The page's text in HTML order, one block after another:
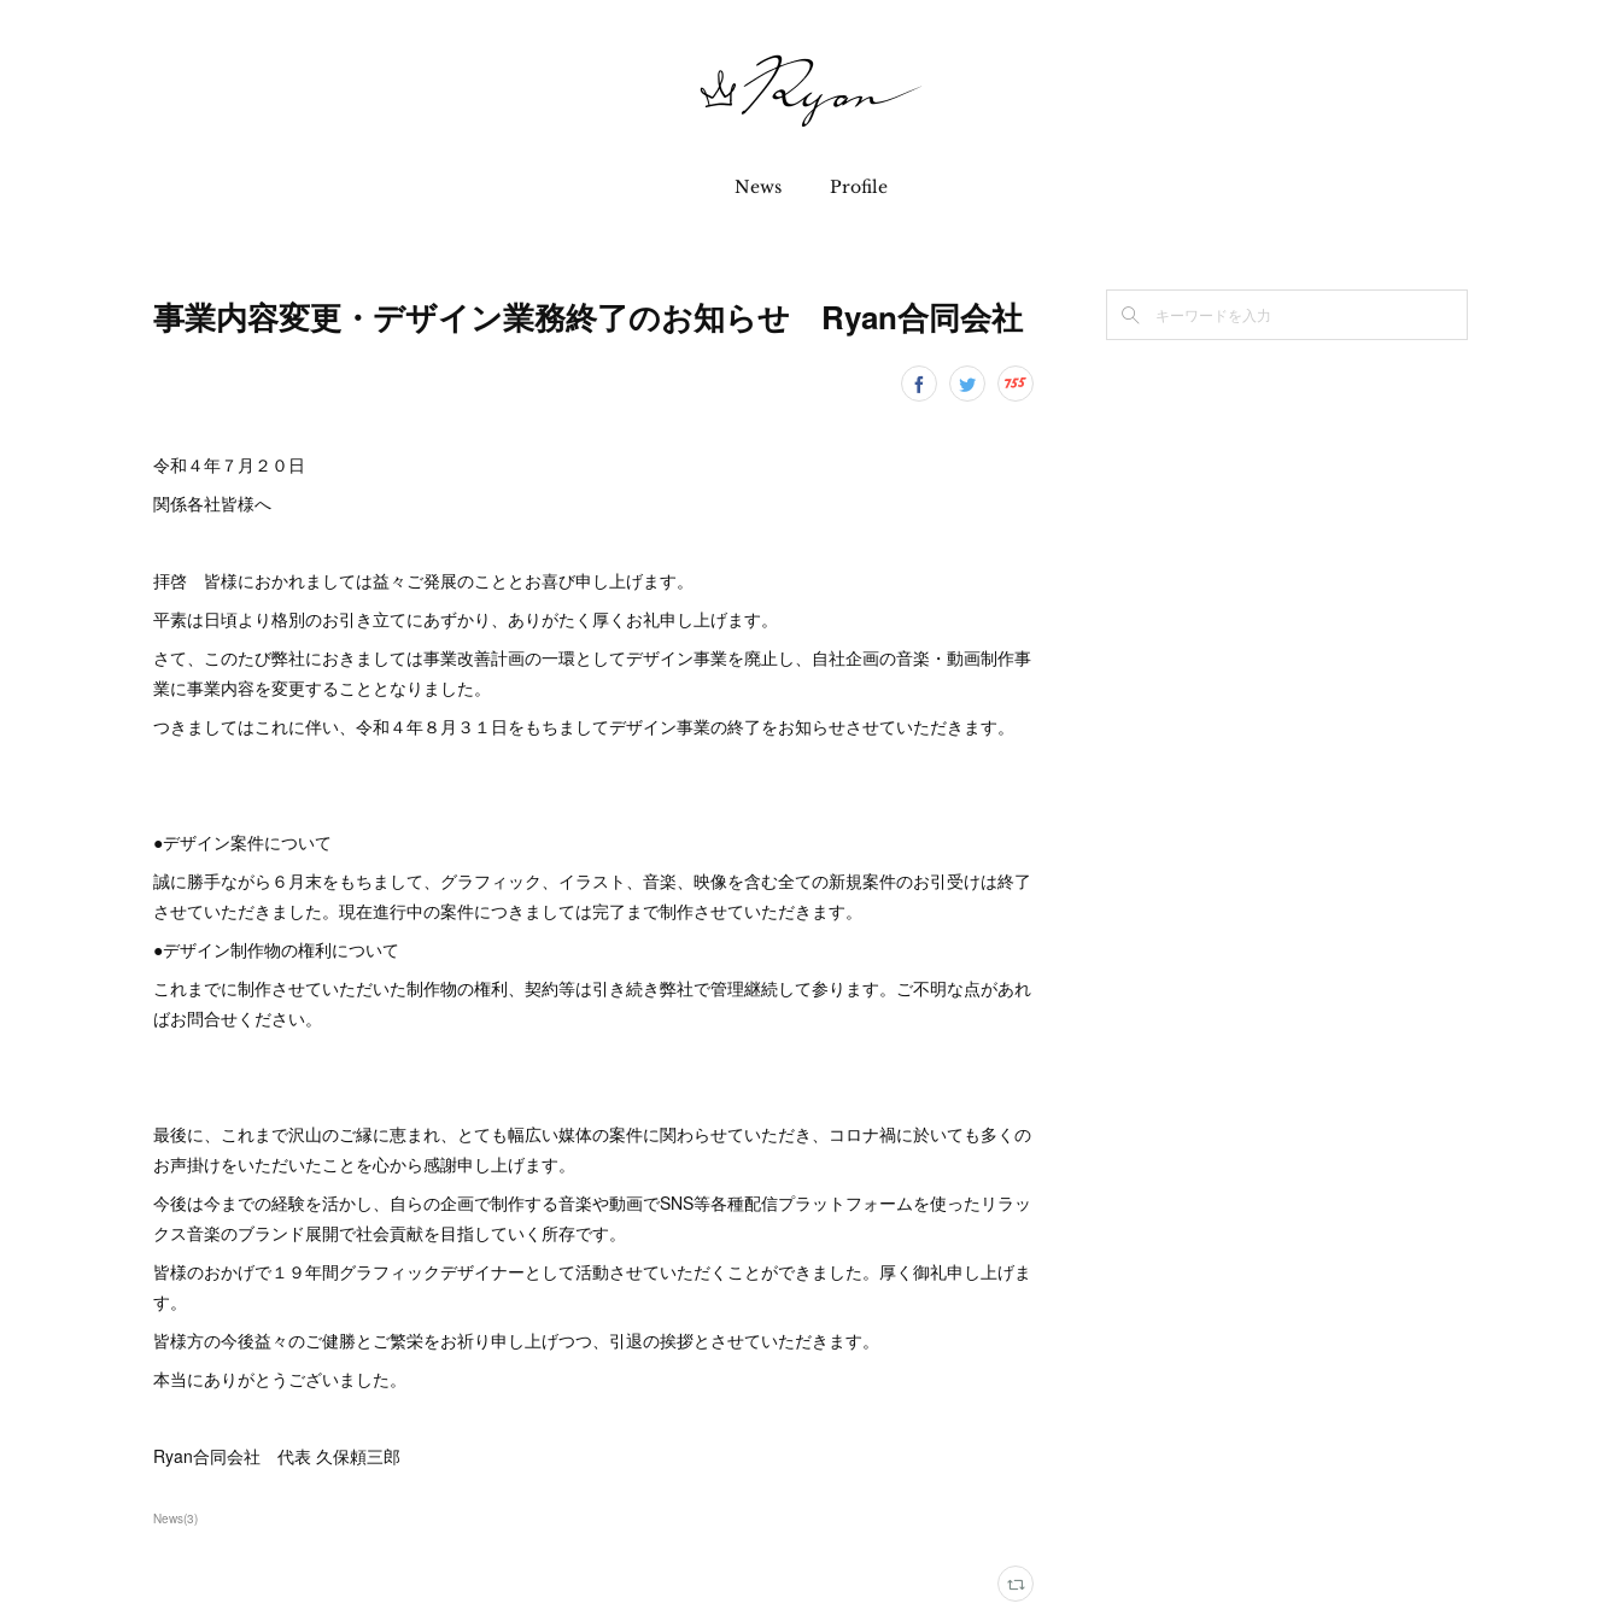
News Profile
事業内容変更・デザイン業務終了のお知らせ Ryan合同会社
令和４年７月２０日
関係各社皆様へ
拝啓 皆様におかれましては益々ご発展のこととお喜び申し上げます。
平素は日頃より格別のお引き立てにあずかり、ありがたく厚くお礼申し上げます。
さて、このたび弊社におきましては事業改善計画の一環としてデザイン事業を廃止し、自社企画の音楽・動画制作事
業に事業内容を変更することとなりました。
つきましてはこれに伴い、令和４年８月３１日をもちましてデザイン事業の終了をお知らせさせていただきます。
●デザイン案件について
誠に勝手ながら６月末をもちまして、グラフィック、イラスト、音楽、映像を含む全ての新規案件のお引受けは終了
させていただきました。現在進行中の案件につきましては完了まで制作させていただきます。
●デザイン制作物の権利について
これまでに制作させていただいた制作物の権利、契約等は引き続き弊社で管理継続して参ります。ご不明な点があれ
ばお問合せください。
最後に、これまで沢山のご縁に恵まれ、とても幅広い媒体の案件に関わらせていただき、コロナ禍に於いても多くの
お声掛けをいただいたことを心から感謝申し上げます。
今後は今までの経験を活かし、自らの企画で制作する音楽や動画でSNS等各種配信プラットフォームを使ったリラッ
クス音楽のブランド展開で社会貢献を目指していく所存です。
皆様のおかげで１９年間グラフィックデザイナーとして活動させていただくことができました。厚く御礼申し上げま
す。
皆様方の今後益々のご健勝とご繁栄をお祈り申し上げつつ、引退の挨拶とさせていただきます。
本当にありがとうございました。
Ryan合同会社 代表 久保頼三郎
News(3)